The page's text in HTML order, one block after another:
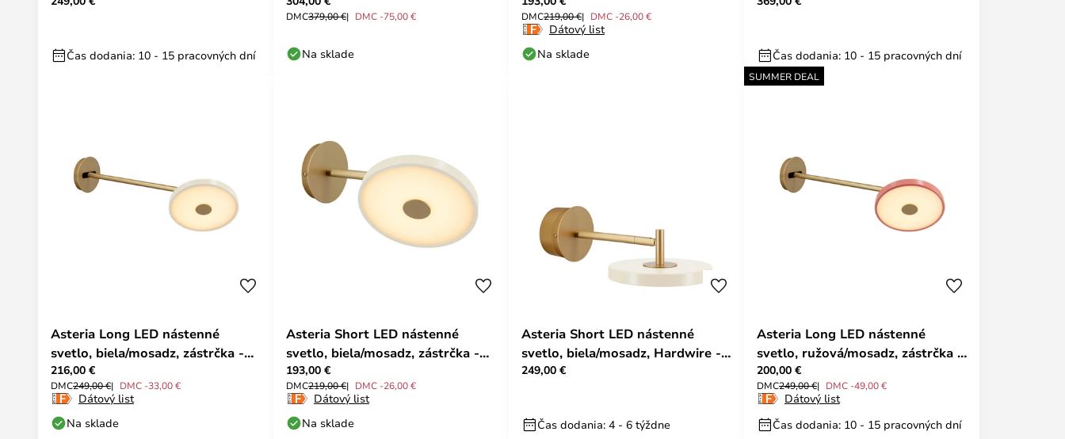
Čas dodania: 10 - 15 pracovných dní
DMC379,00 € DMC -75,00 €
Na sklade
DMC219,00 € DMC -26,00 €
Dátový list
Na sklade
Čas dodania: 10 - 15 pracovných dní
Asteria Long LED nástenné
svetlo, biela/mosadz, zástrčka -
UMAGE
216,00 €
DMC249,00 € DMC -33,00 €
Dátový list
Na sklade
Asteria Short LED nástenné
svetlo, biela/mosadz, zástrčka -
UMAGE
193,00 €
DMC219,00 € DMC -26,00 €
Dátový list
Na sklade
Asteria Short LED nástenné
svetlo, biela/mosadz, Hardwire -
UMAGE
249,00 €
Čas dodania: 4 - 6 týždne
SUMMER DEAL
Asteria Long LED nástenné
svetlo, ružová/mosadz, zástrčka -
UMAGE
200,00 €
DMC249,00 € DMC -49,00 €
Dátový list
Čas dodania: 10 - 15 pracovných dní